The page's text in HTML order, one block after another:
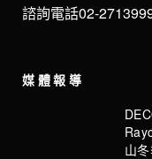
諮詢電話02-
媒體報導
山